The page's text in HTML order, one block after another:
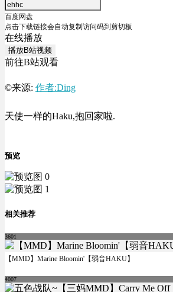
百度网盘
点击下载链接会自动复制访问码到剪切板
在线播放
播放B站视频
前往B站观看
©来源: 作者:Ding
天使一样的Haku,抱回家啦.
预览
相关推荐
3601
【MMD】Marine Bloomin'【弱音HAKU】
4007